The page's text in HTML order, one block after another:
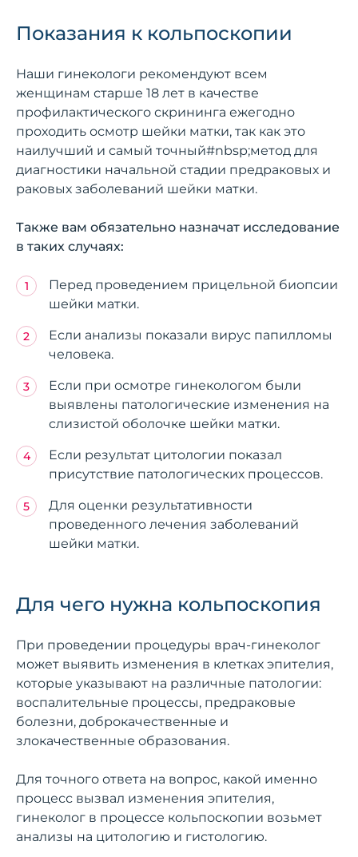
Показания к кольпоскопии
Наши гинекологи рекомендуют всем
женщинам старше 18 лет в качестве
профилактического скрининга ежегодно
проходить осмотр шейки матки, так как это
наилучший и самый точный#nbsp;метод для
диагностики начальной стадии предраковых и
раковых заболеваний шейки матки.
Также вам обязательно назначат исследование
в таких случаях:
Перед проведением прицельной биопсии
шейки матки.
Если анализы показали вирус папилломы
человека.
Если при осмотре гинекологом были
выявлены патологические изменения на
слизистой оболочке шейки матки.
Если результат цитологии показал
присутствие патологических процессов.
Для оценки результативности
проведенного лечения заболеваний
шейки матки.
Для чего нужна кольпоскопия
При проведении процедуры врач-гинеколог
может выявить изменения в клетках эпителия,
которые указывают на различные патологии:
воспалительные процессы, предраковые
болезни, доброкачественные и
злокачественные образования.
Для точного ответа на вопрос, какой именно
процесс вызвал изменения эпителия,
гинеколог в процессе кольпоскопии возьмет
анализы на цитологию и гистологию.